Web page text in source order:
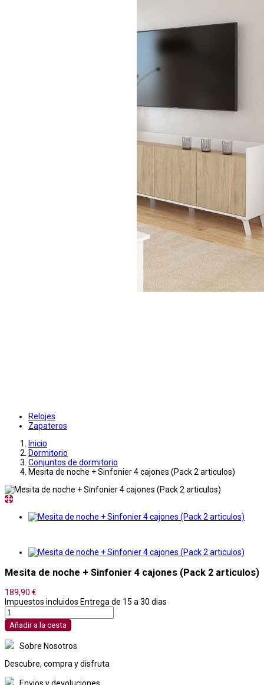
Relojes
Zapateros
Inicio
Dormitorio
Conjuntos de dormitorio
Mesita de noche + Sinfonier 4 cajones (Pack 2 articulos)
Mesita de noche + Sinfonier 4 cajones (Pack 2 articulos)
189,90 €
Impuestos incluidos Entrega de 15 a 30 dias
Añadir a la cesta
Sobre Nosotros
Descubre, compra y disfruta